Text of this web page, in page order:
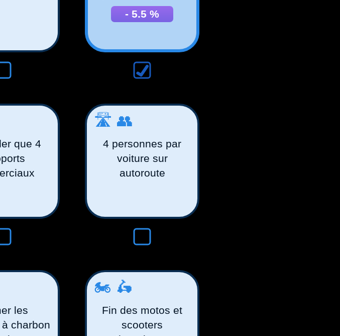
-5.5 %
que 4
🛣️👥
4 personnes par
voiture sur
autoroute
les
charbon
🏍️🛵
Fin des motos et
scooters